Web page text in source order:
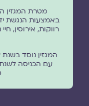
מטרת המגזין
באמצעות הנגשת
רווקות, אירוסין,